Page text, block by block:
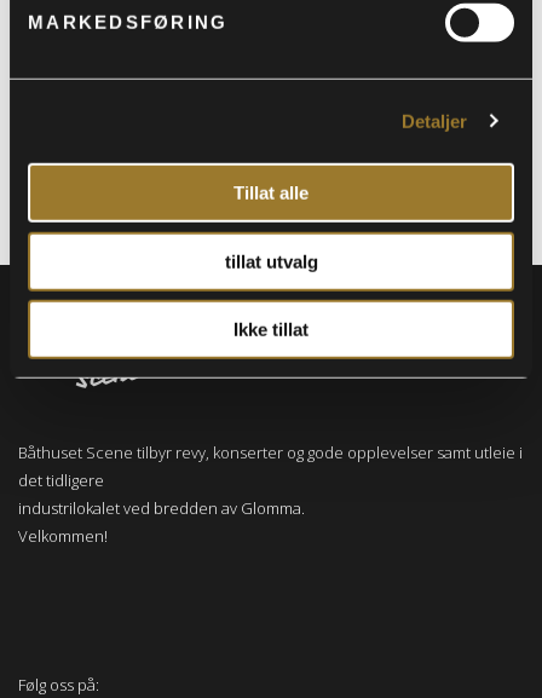
MARKEDSFØRING
Detaljer
Tillat alle
tillat utvalg
Ikke tillat
Båthuset Scene tilbyr revy, konserter og gode opplevelser samt utleie i
det tidligere
industrilokalet ved bredden av Glomma.
Velkommen!
Følg oss på: